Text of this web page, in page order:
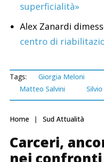
superficialità»
Alex Zanardi
centro di
Tags: Giorgia Meloni
Matteo Salvini
Home Sud Attualità
Carceri,
nei